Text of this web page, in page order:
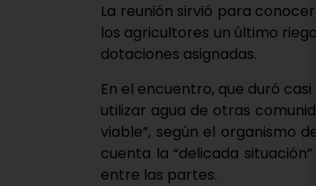
La reunión sirvió para
los agricultores un último
dotaciones asignadas.
En el encuentro, que duró
utilizar agua de otras
viable”, según el organismo
cuenta la “delicada
entre las partes.